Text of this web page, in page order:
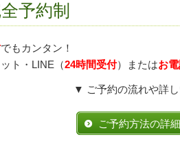
予約制
でもカンタン！
ト・LINE（24時間受付）またはお
▼ ご予約の流れや詳
ご予約方法の詳